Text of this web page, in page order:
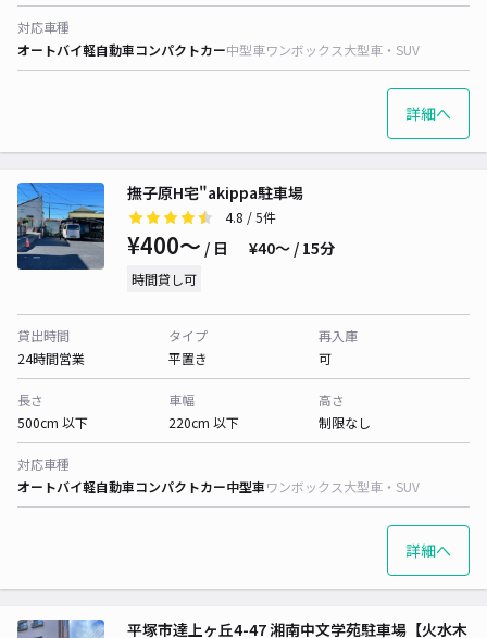
対応車種
オートバイ軽自動車コンパクトカー中型車ワンボックス大型車・SUV
詳細へ
撫子原H宅"akippa駐車場
4.8 / 5件
¥400〜 / 日 ¥40〜 / 15分
時間貸し可
貸出時間
24時間営業
タイプ
平置き
再入庫
可
長さ
500cm 以下
車幅
220cm 以下
高さ
制限なし
対応車種
オートバイ軽自動車コンパクトカー中型車ワンボックス大型車・SUV
詳細へ
平塚市達上ヶ丘4-47 湘南中文学苑駐車場【火水木